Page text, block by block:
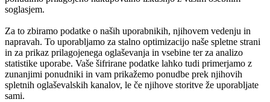
soglasjem.
Za to zbiramo podatke o naših uporabnikih, njihovem vedenju in
napravah. To uporabljamo za stalno optimizacijo naše spletne strani
in za prikaz prilagojenega oglaševanja in vsebine ter za analizo
statistike uporabe. Vaše šifrirane podatke lahko tudi primerjamo z
zunanjimi ponudniki in vam prikažemo ponudbe prek njihovih
spletnih oglaševalskih kanalov, le če njihove storitve že uporabljate
sami.